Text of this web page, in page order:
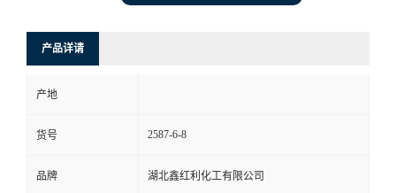
产品详请
产地
货号 2587-6-8
品牌 湖北鑫红利化工有限公司